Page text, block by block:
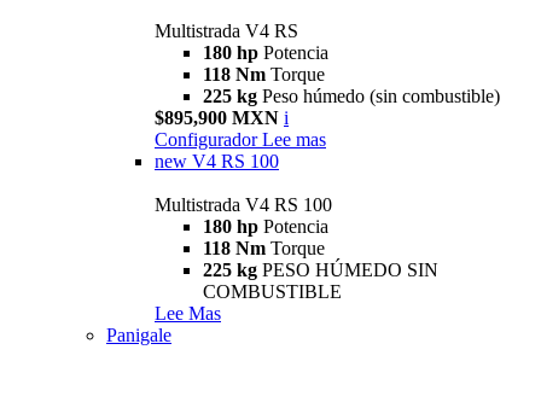
Multistrada V4 RS
180 hp Potencia
118 Nm Torque
225 kg Peso húmedo (sin combustible)
$895,900 MXN i
Configurador Lee mas
new V4 RS 100
Multistrada V4 RS 100
180 hp Potencia
118 Nm Torque
225 kg PESO HÚMEDO SIN
COMBUSTIBLE
Lee Mas
Panigale